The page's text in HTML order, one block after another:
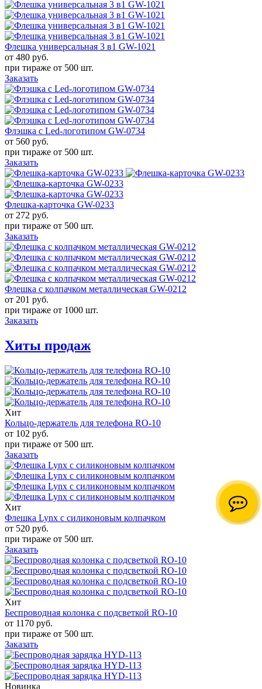
Флешка универсальная 3 в1 GW-1021
от 480 руб.
при тираже от 500 шт.
Заказать
Флэшка с Led-логотипом GW-0734
от 560 руб.
при тираже от 500 шт.
Заказать
Флешка-карточка GW-0233
от 272 руб.
при тираже от 500 шт.
Заказать
Флешка с колпачком металлическая GW-0212
от 201 руб.
при тираже от 1000 шт.
Заказать
Хиты продаж
Хит
Кольцо-держатель для телефона RO-10
от 102 руб.
при тираже от 500 шт.
Заказать
Хит
Флешка Lynx с силиконовым колпачком
от 520 руб.
при тираже от 500 шт.
Заказать
Хит
Беспроводная колонка с подсветкой RO-10
от 1170 руб.
при тираже от 500 шт.
Заказать
Новинка